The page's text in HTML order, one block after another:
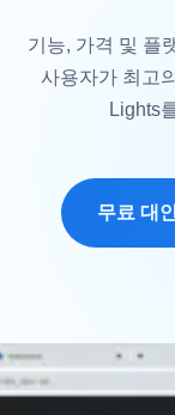
기능, 가격 및 플
사용자가 최고
Lights
무료 대